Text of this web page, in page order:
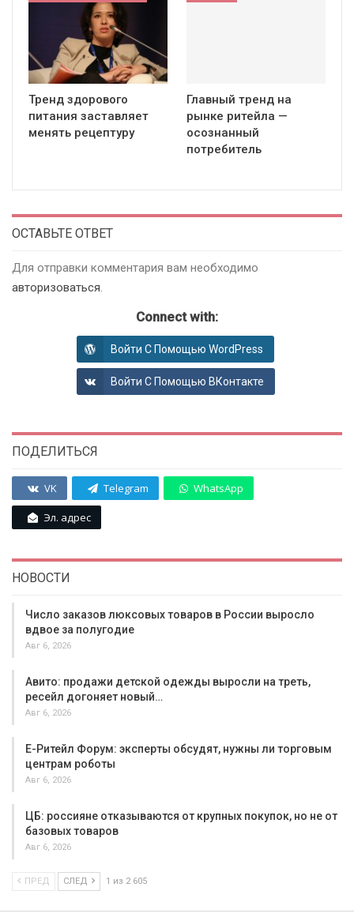
Тренд здорового
питания заставляет
менять рецептуру
Главный тренд на
рынке ритейла —
осознанный
потребитель
ОСТАВЬТЕ ОТВЕТ
Для отправки комментария вам необходимо
авторизоваться.
Connect with:
Войти С Помощью WordPress
Войти С Помощью ВКонтакте
ПОДЕЛИТЬСЯ
VK Telegram WhatsApp
Эл. адрес
НОВОСТИ
Число заказов люксовых товаров в России выросло
вдвое за полугодие
Авг 6, 2026
Авито: продажи детской одежды выросли на треть,
ресейл догоняет новый…
Авг 6, 2026
Е-Ритейл Форум: эксперты обсудят, нужны ли торговым
центрам роботы
Авг 6, 2026
ЦБ: россияне отказываются от крупных покупок, но не от
базовых товаров
Авг 6, 2026
ПРЕД СЛЕД 1 из 2 605